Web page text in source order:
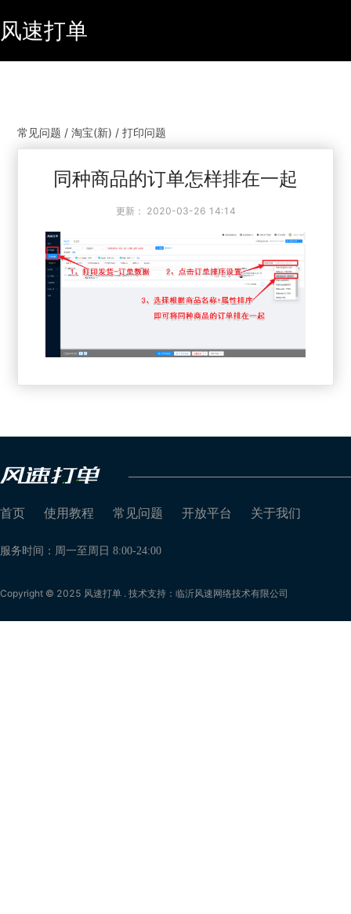
风速打单
常见问题 / 淘宝(新) / 打印问题
同种商品的订单怎样排在一起
更新： 2020-03-26 14:14
首页 使用教程 常见问题 开放平台 关于我们
服务时间：周一至周日 8:00-24:00
Copyright © 2025 风速打单 . 技术支持：临沂风速网络技术有限公司